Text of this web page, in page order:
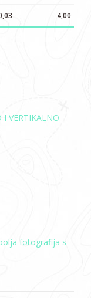
4,00
I VERTIKALNO
fotografija s